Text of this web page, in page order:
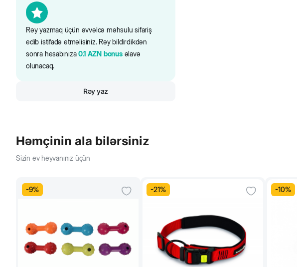
Rəy yazmaq üçün əvvəlcə məhsulu sifariş
edib istifadə etməlisiniz. Rəy bildirdikdən
sonra hesabınıza0.1 AZN bonusəlavə
olunacaq.
Rəy yaz
Həmçinin ala bilərsiniz
Sizin ev heyvanınız üçün
-9% -21% -10%